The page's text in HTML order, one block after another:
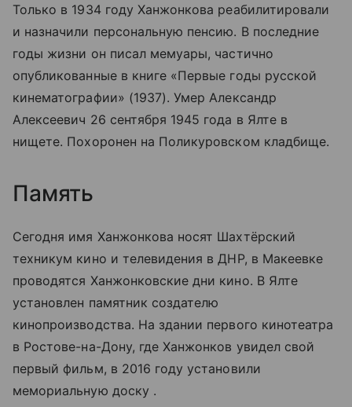
Только в 1934 году Ханжонкова реабилитировали
и назначили персональную пенсию. В последние
годы жизни он писал мемуары, частично
опубликованные в книге «Первые годы русской
кинематографии» (1937). Умер Александр
Алексеевич 26 сентября 1945 года в Ялте в
нищете. Похоронен на Поликуровском кладбище.
Память
Сегодня имя Ханжонкова носят Шахтёрский
техникум кино и телевидения в ДНР, в Макеевке
проводятся Ханжонковские дни кино. В Ялте
установлен памятник создателю
кинопроизводства. На здании первого кинотеатра
в Ростове-на-Дону, где Ханжонков увидел свой
первый фильм, в 2016 году установили
мемориальную доску .